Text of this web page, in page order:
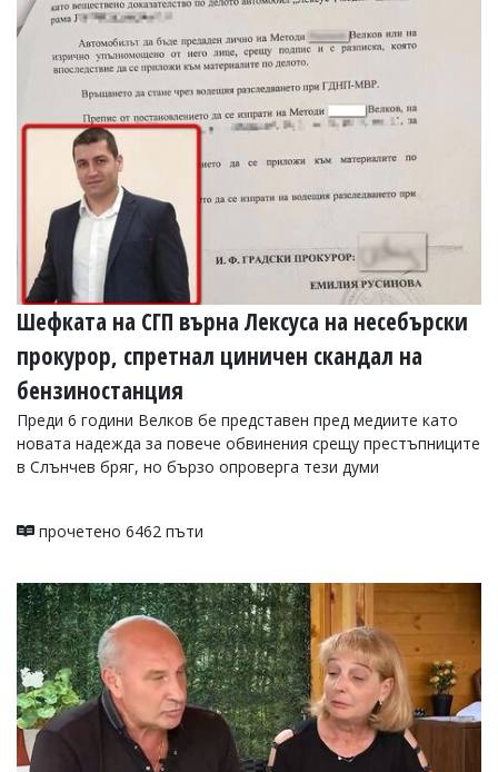
УКРАЙНА
СПОРТ
РАЗСЛЕДВАНЕ
Управители:
Веселин
Василев,
email:
v.vasilev@flagman.bg
Катя
Касабова,
k.kassabova@flagman.bg
Главен
редактор:
Иван
Колев,
email:
office@flagman.bg
Коментарите
под
се
въвеждат
от
читателите
и
редакцията
не
носи
отговорност
за
Шефката на СГП върна Лексуса на несебърски
прокурор, спретнал циничен скандал на
бензиностанция
Преди 6 години Велков бе представен пред медиите като
новата надежда за повече обвинения срещу престъпниците
в Слънчев бряг, но бързо опроверга тези думи
прочетено 6462 пъти